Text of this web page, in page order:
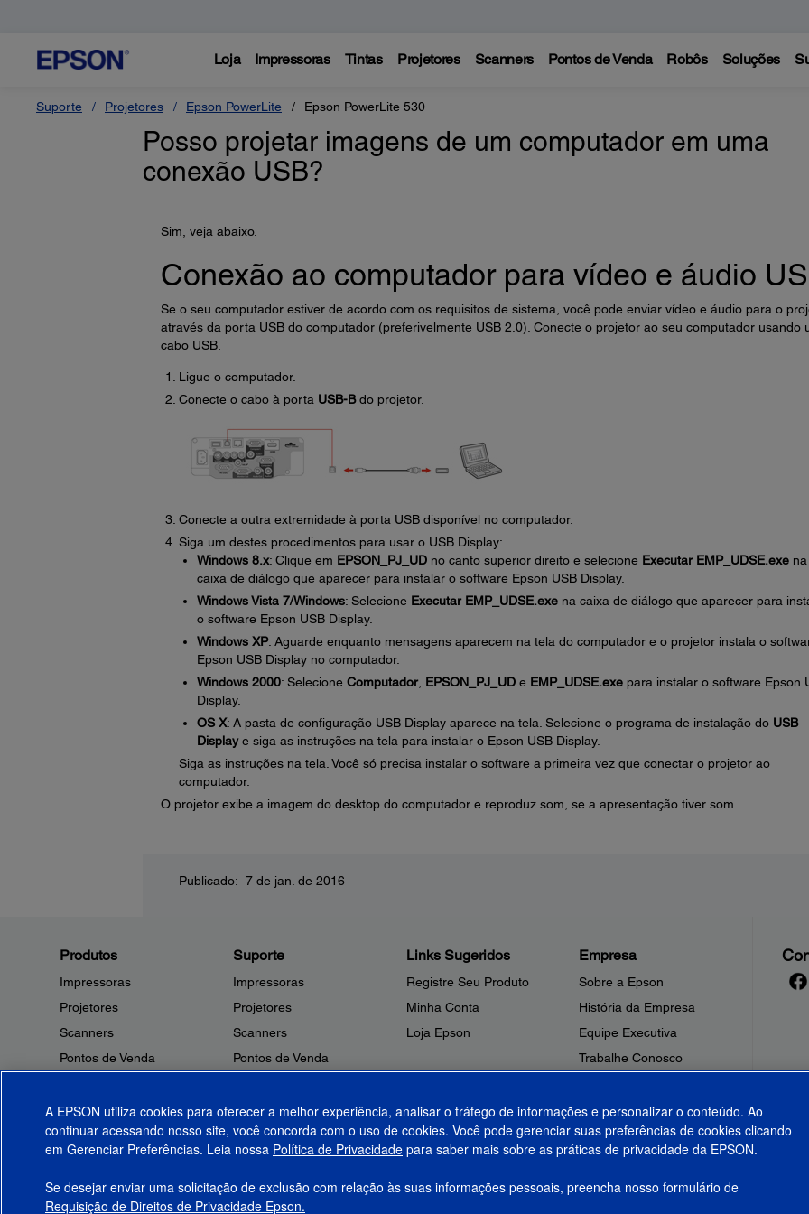
Loja Impressoras Tintas Projetores Scanners Pontos de Venda Robôs Soluções
Suporte Projetores Epson PowerLite Epson PowerLite 530
Posso projetar imagens de um computador em uma
conexão USB?
Sim, veja abaixo.
Conexão ao computador para vídeo e áudio
Se o seu computador estiver de acordo com os requisitos de sistema, você pode enviar vídeo e áudio para o
através da porta USB do computador (preferivelmente USB 2.0). Conecte o projetor ao seu computador usando
cabo USB.
Ligue o computador.
Conecte o cabo à porta USB-Bdo projetor.
Conecte a outra extremidade à porta USB disponível no computador.
Siga um destes procedimentos para usar o USB Display:
Windows 8.x: Clique em EPSON_PJ_UDno canto superior direito e selecione Executar EMP_UDSE.exena
caixa de diálogo que aparecer para instalar o software Epson USB Display.
Windows Vista 7/Windows: Selecione Executar EMP_UDSE.exena caixa de diálogo que aparecer para
o software Epson USB Display.
Windows XP: Aguarde enquanto mensagens aparecem na tela do computador e o projetor instala o
Epson USB Display no computador.
Windows 2000: Selecione Computador, EPSON_PJ_UDe EMP_UDSE.exepara instalar o software Epson
Display.
OS X: A pasta de configuração USB Display aparece na tela. Selecione o programa de instalação do USB
Displaye siga as instruções na tela para instalar o Epson USB Display.
Siga as instruções na tela. Você só precisa instalar o software a primeira vez que conectar o projetor ao
computador.
O projetor exibe a imagem do desktop do computador e reproduz som, se a apresentação tiver som.
Publicado: 7 de jan. de 2016
Produtos
Impressoras
Projetores
Scanners
Pontos de Venda
Microdispositivos
Tintas
Papel
Suporte
Impressoras
Projetores
Scanners
Pontos de Venda
Outros Produtos
Notificações de Segurança
Links Sugeridos
Registre Seu Produto
Minha Conta
Loja Epson
Empresa
Sobre a Epson
História da Empresa
Equipe Executiva
Trabalhe Conosco
Fale Conosco
Shakira + Epson
A EPSON utiliza cookies para oferecer a melhor experiência, analisar o tráfego de informações e personalizar o conteúdo. Ao
continuar acessando nosso site, você concorda com o uso de cookies. Você pode gerenciar suas preferências de cookies clicando
em Gerenciar Preferências. Leia nossa Política de Privacidade para saber mais sobre as práticas de privacidade da EPSON.
Se desejar enviar uma solicitação de exclusão com relação às suas informações pessoais, preencha nosso formulário de
Requisição de Direitos de Privacidade Epson.